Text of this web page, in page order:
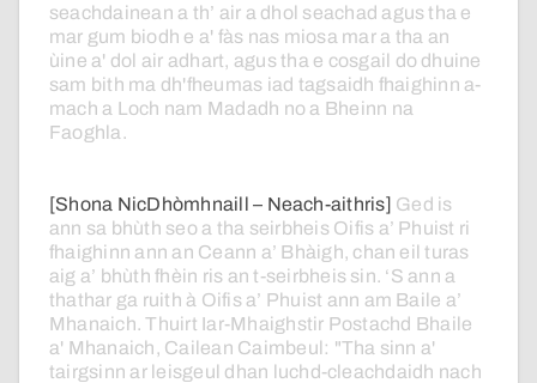
seachdainean a th’ air a dhol seachad agus tha e
mar gum biodh e a' fàs nas miosa mar a tha an
ùine a' dol air adhart, agustha e cosgail do dhuine
sam bith ma dh'fheumas iad tagsaidh fhaighinn a-
mach a Loch nam Madadh no a Bheinn na
Faoghla.
[Shona NicDhòmhnaill – Neach-aithris] Ged is
ann sa bhùth seo a tha seirbheis Oifis a’ Phuist ri
fhaighinn ann an Ceann a’ Bhàigh, chan eil turas
aig a’ bhùth fhèin ris an t-seirbheis sin. ‘S ann a
thathar ga ruith à Oifis a’ Phuist ann am Baile a’
Mhanaich. Thuirt Iar-Mhaighstir Postachd Bhaile
a' Mhanaich, Cailean Caimbeul: "Tha sinn a'
tairgsinn ar leisgeul dhan luchd-cleachdaidh nach